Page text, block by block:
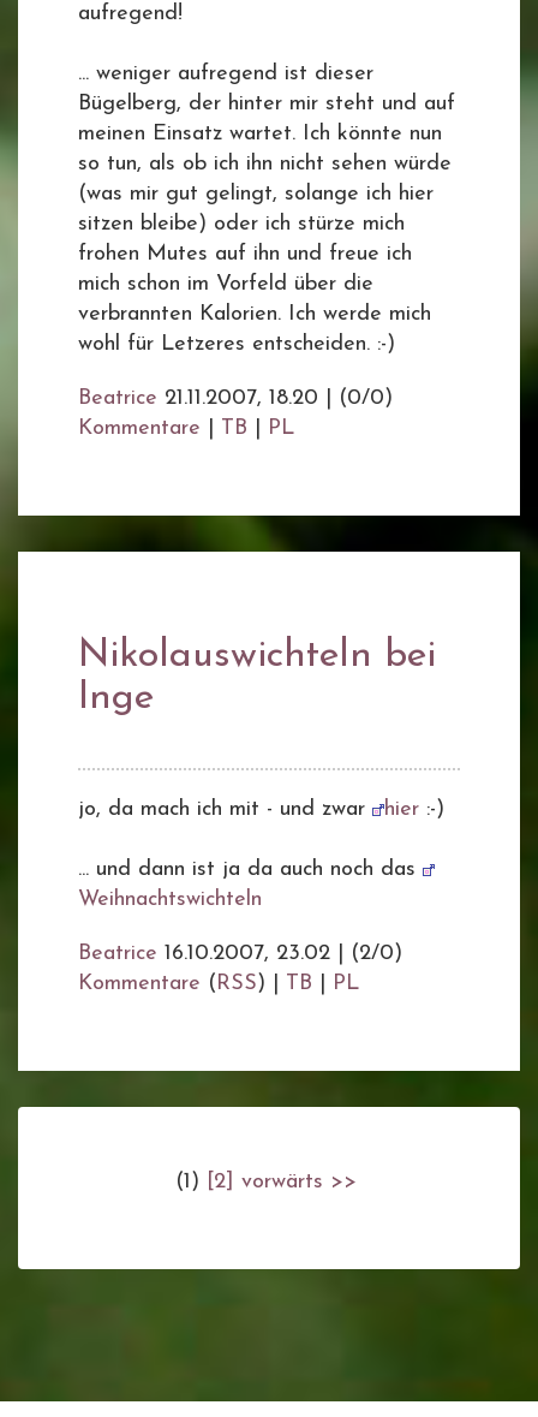
aufregend!
... weniger aufregend ist dieser
Bügelberg, der hinter mir steht und auf
meinen Einsatz wartet. Ich könnte nun
so tun, als ob ich ihn nicht sehen würde
(was mir gut gelingt, solange ich hier
sitzen bleibe) oder ich stürze mich
frohen Mutes auf ihn und freue ich
mich schon im Vorfeld über die
verbrannten Kalorien. Ich werde mich
wohl für Letzeres entscheiden. :-)
Beatrice 21.11.2007, 18.20
(0/0)
Kommentare
TB PL
Nikolauswichteln bei
Inge
jo, da mach ich mit - und zwar hier :-)
... und dann ist ja da auch noch das
Weihnachtswichteln
Beatrice 16.10.2007, 23.02
(2/0)
Kommentare ( RSS) | TB PL
(1) [2] vorwärts >>